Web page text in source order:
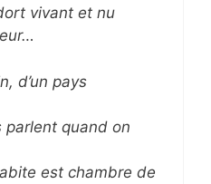
vivant et nu
d’un pays
parlent quand on
est chambre de